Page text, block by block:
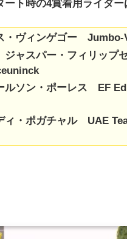
ート時の4賞着用ライダー
ヴィンゲゴー Jumbo-
ャスパー・フィリップ
ソン・ポーレス EF
・ポガチャル UAE